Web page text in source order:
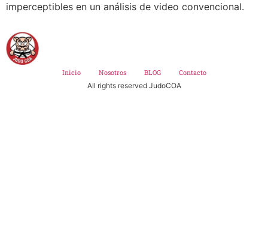
imperceptibles en un análisis de video convencional.
Inicio Nosotros BLOG
Contacto
All rights reserved JudoCOA